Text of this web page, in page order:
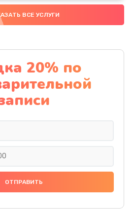
передней камеры
Заказать
динамика
390 руб.
Заказать
Сбор/Разбор
ВСЕ УСЛУГИ
20% по